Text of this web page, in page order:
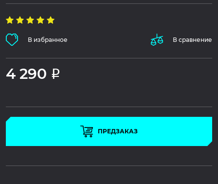
В избранное В сравнение
4 290 Р
ПРЕДЗАКАЗ